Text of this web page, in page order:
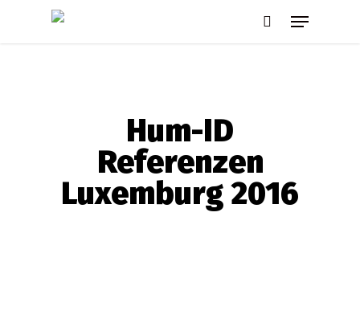
Menu
Hum-ID
Referenzen
Luxemburg 2016